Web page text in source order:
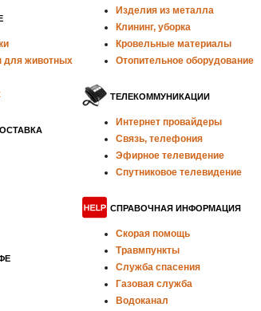
для животных
Изделия из металла
Клининг, уборка
Кровельные материалы
Отопительное оборудование
ТЕЛЕКОММУНИКАЦИИ
Интернет провайдеры
Связь, телефония
Эфирное телевидение
Спутниковое телевидение
СПРАВОЧНАЯ ИНФОРМАЦИЯ
Скорая помощь
Травмпункты
Служба спасения
Газовая служба
Водоканал